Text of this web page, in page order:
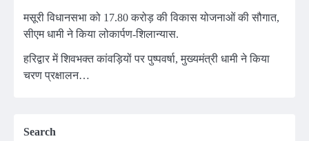
मसूरी विधानसभा को 17.80 करोड़ की विकास योजनाओं की सौगात,
सीएम धामी ने किया लोकार्पण-शिलान्यास.
हरिद्वार में शिवभक्त कांवड़ियों पर पुष्पवर्षा, मुख्यमंत्री धामी ने किया
चरण प्रक्षालन…
Search